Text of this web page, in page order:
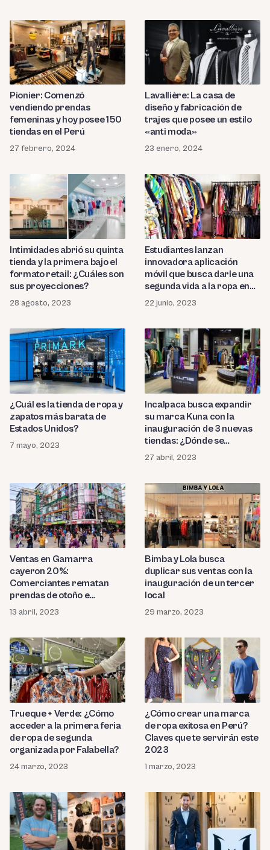
Pionier: Comenzó
vendiendo prendas
femeninas y hoy posee 150
tiendas en el Perú
27 febrero, 2024
Lavallière: La casa de
diseño y fabricación de
trajes que posee un estilo
«anti moda»
23 enero, 2024
Intimidades abrió su quinta
tienda y la primera bajo el
formato retail: ¿Cuáles son
sus proyecciones?
28 agosto, 2023
Estudiantes lanzan
innovadora aplicación
móvil que busca darle una
segunda vida a la ropa en
desuso
22 junio, 2023
¿Cuál es la tienda de ropa y
zapatos más barata de
Estados Unidos?
7 mayo, 2023
Incalpaca busca expandir
su marca Kuna con la
inauguración de 3 nuevas
tiendas: ¿Dónde se
ubicarán?
27 abril, 2023
Ventas en Gamarra
cayeron 20%:
Comerciantes rematan
prendas de otoño e
invierno por fuerte calor
13 abril, 2023
Bimba y Lola busca
duplicar sus ventas con la
inauguración de un tercer
local
29 marzo, 2023
Trueque + Verde: ¿Cómo
acceder a la primera feria
de ropa de segunda
organizada por Falabella?
24 marzo, 2023
¿Cómo crear una marca
de ropa exitosa en Perú?
Claves que te servirán este
2023
1 marzo, 2023